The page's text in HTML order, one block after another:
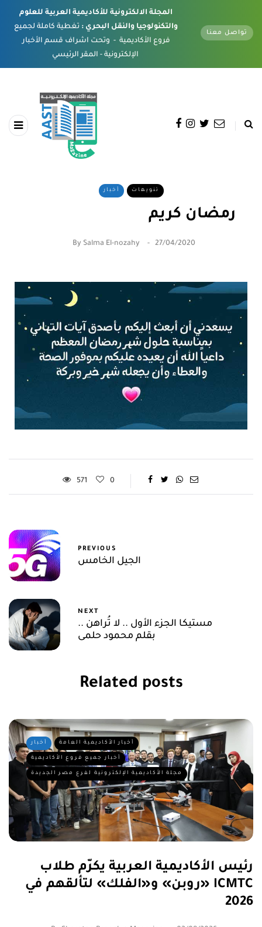
المجلة الالكترونية للأكاديمية العربية للعلوم
والتكنولوجيا والنقل البحري : تغطية كاملة لجميع
فروع الأكاديمية - وتحت اشراف قسم الأخبار
تواصل معنا
أخبار تنويهات
رمضان كريم
By Salma El-nozahy 27/04/2020
571 0
PREVIOUS
الجيل الخامس
NEXT
مستيكا الجزء الأول .. لا تُراهن ..
بقلم محمود حلمى
Related posts
أخبار أخبار الأكاديمية العامة
أخبار جميع فروع الأكاديمية
مجلة الأكاديمية الإلكترونية لفرع مصر الجديدة
رئيس الأكاديمية العربية يكرّم طلاب
«روبن» و«الفلك» لتألقهم في ICMTC
2026